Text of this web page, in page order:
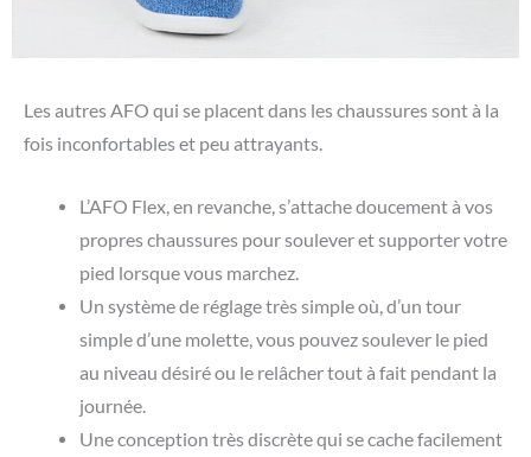
Les autres AFO qui se placent dans les chaussures sont à la
fois inconfortables et peu attrayants.
L’AFO Flex, en revanche, s’attache doucement à vos
propres chaussures pour soulever et supporter votre
pied lorsque vous marchez.
Un système de réglage très simple où, d’un tour
simple d’une molette, vous pouvez soulever le pied
au niveau désiré ou le relâcher tout à fait pendant la
journée.
Une conception très discrète qui se cache facilement